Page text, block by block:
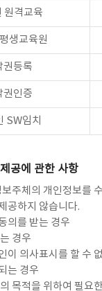
원격교육
생교육원
권등록
권인증
SW임치
공에 관한 사항
주체의 개인정보를
공하지 않습니다.
의를 받는 경우
경우
이 의사표시를 할 수
는 경우
목적을 위하여 필요